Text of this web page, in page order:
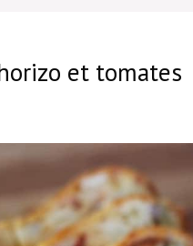
et tomates